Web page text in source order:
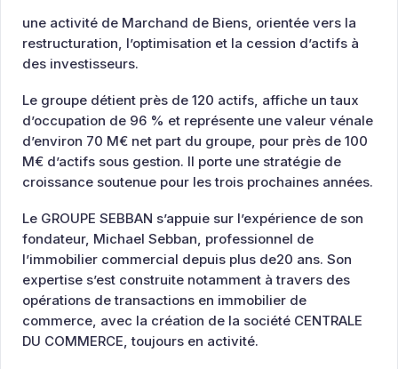
une activité de Marchand de Biens, orientée vers la
restructuration, l’optimisation et la cession d’actifs à
des investisseurs.
Le groupe détient près de 120 actifs, affiche un taux
d’occupation de 96 % et représente une valeur vénale
d’environ 70 M€ net part du groupe, pour près de 100
M€ d’actifs sous gestion. Il porte une stratégie de
croissance soutenue pour les trois prochaines années.
Le GROUPE SEBBAN s’appuie sur l’expérience de son
fondateur, Michael Sebban, professionnel de
l’immobilier commercial depuis plus de20 ans. Son
expertise s’est construite notamment à travers des
opérations de transactions en immobilier de
commerce, avec la création de la société CENTRALE
DU COMMERCE, toujours en activité.